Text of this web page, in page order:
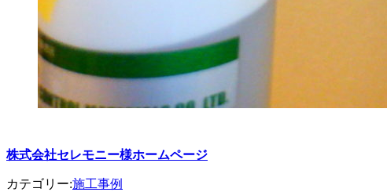
株式会社セレモニー様ホームページ
カテゴリー:施工事例